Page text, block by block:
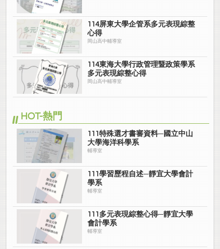
114屏東大學企管系多元表現綜整
心得
岡山高中輔導室
114東海大學行政管理暨政策學系
多元表現綜整心得
岡山高中輔導室
HOT-熱門
111特殊選才書審資料─國立中山
大學海洋科學系
輔導室
111學習歷程自述─靜宜大學會計
學系
輔導室
111多元表現綜整心得─靜宜大學
會計學系
輔導室